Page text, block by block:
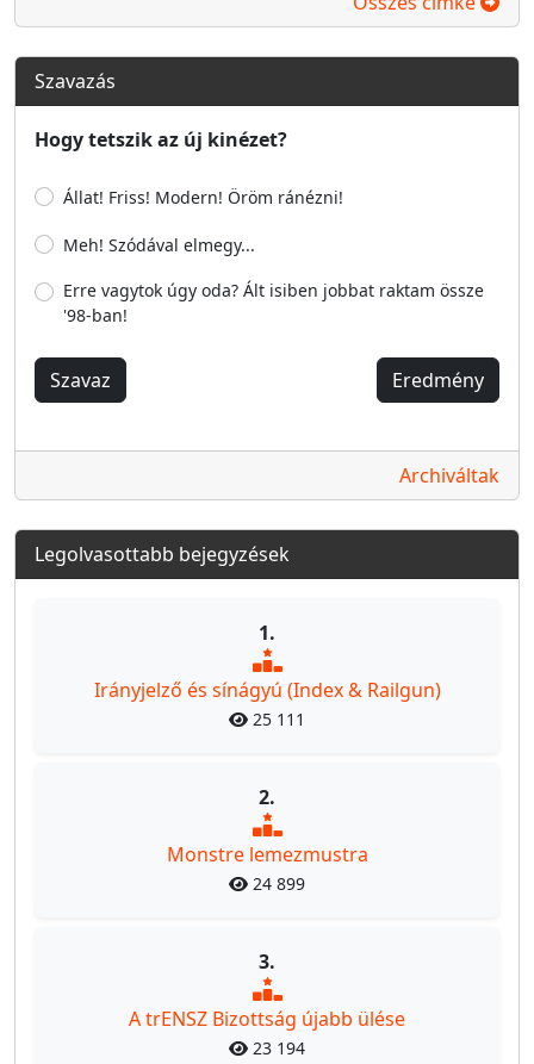
Szavazás
Hogy tetszik az új kinézet?
Állat! Friss! Modern! Öröm ránézni!
Meh! Szódával elmegy...
Erre vagytok úgy oda? Ált isiben jobbat raktam össze
'98-ban!
Szavaz Eredmény
Archiváltak
Legolvasottabb bejegyzések
1.
Irányjelző és sínágyú (Index & Railgun)
25 111
2.
Monstre lemezmustra
24 899
3.
A trENSZ Bizottság újabb ülése
23 194